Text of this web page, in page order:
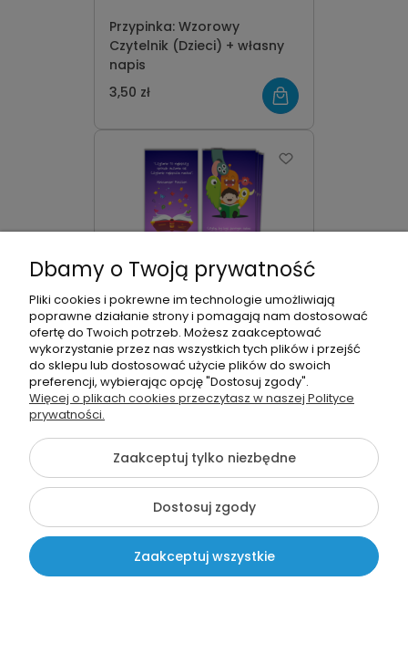
Przypinka: Wzorowy
Czytelnik (Dzieci) + własny
napis
3,50 zł
Zakładki do książek
"Potworki" (zestaw 25 sztuk)
24,99 zł
Dbamy o Twoją prywatność
Pliki cookies i pokrewne im technologie umożliwiają
poprawne działanie strony i pomagają nam dostosować
ofertę do Twoich potrzeb. Możesz zaakceptować
wykorzystanie przez nas wszystkich tych plików i przejść
do sklepu lub dostosować użycie plików do swoich
preferencji, wybierając opcję "Dostosuj zgody".
Więcej o plikach cookies przeczytasz w naszej Polityce
prywatności.
Zaakceptuj tylko niezbędne
Dostosuj zgody
Zaakceptuj wszystkie